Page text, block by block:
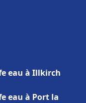
eau à Illkirch
eau à Port la